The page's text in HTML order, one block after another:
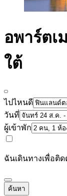
อพาร์ต
ใต้
ไปไหนดี
วันที่
ผู้เข้าพัก
ฉันเดินทางเพื่อติ
ค้นหา